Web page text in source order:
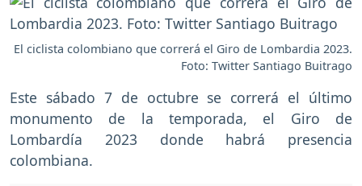
El ciclista colombiano que correrá el Giro de Lombardia 2023.
Foto: Twitter Santiago Buitrago
Este sábado 7 de octubre se correrá el último
monumento de la temporada, el Giro de
Lombardía 2023 donde habrá presencia
colombiana.